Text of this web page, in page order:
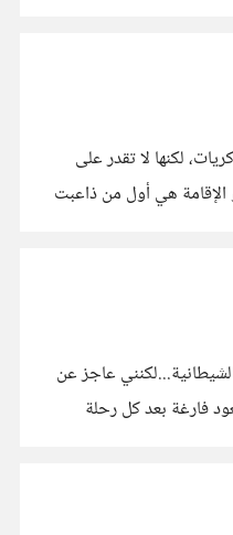
لكنها لا تقدر على
الإقامة هي أول من ذاعبت
عاجز عن
فارغة بعد كل رحلة